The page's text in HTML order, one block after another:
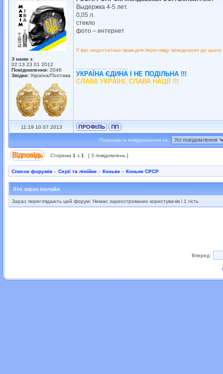
З нами з:
02:13 23 01 2012
Повідомлення: 2046
Звідки: Україна/Полтава
Выдержка 4-5 лет.
0,05 л.
стекло
фото – интернет
У вас недостатньо прав для перегляду приєднаних до цього
УКРАЇНА ЄДИНА І НЕ ПОДІЛЬНА !!!
СЛАВА УКРАЇНІ, СЛАВА НАЦІЇ !!!
11:19 10 07 2013
Показувати повідомлення за:
Сторінка 1 з 1 [ 3 повідомлень ]
Список форумів » Серії та лінійки » Коньяк » Коньяк СРСР
Хто зараз онлайн
Зараз переглядають цей форум: Немає зареєстрованих користувачів і 1 гість
Вперед: